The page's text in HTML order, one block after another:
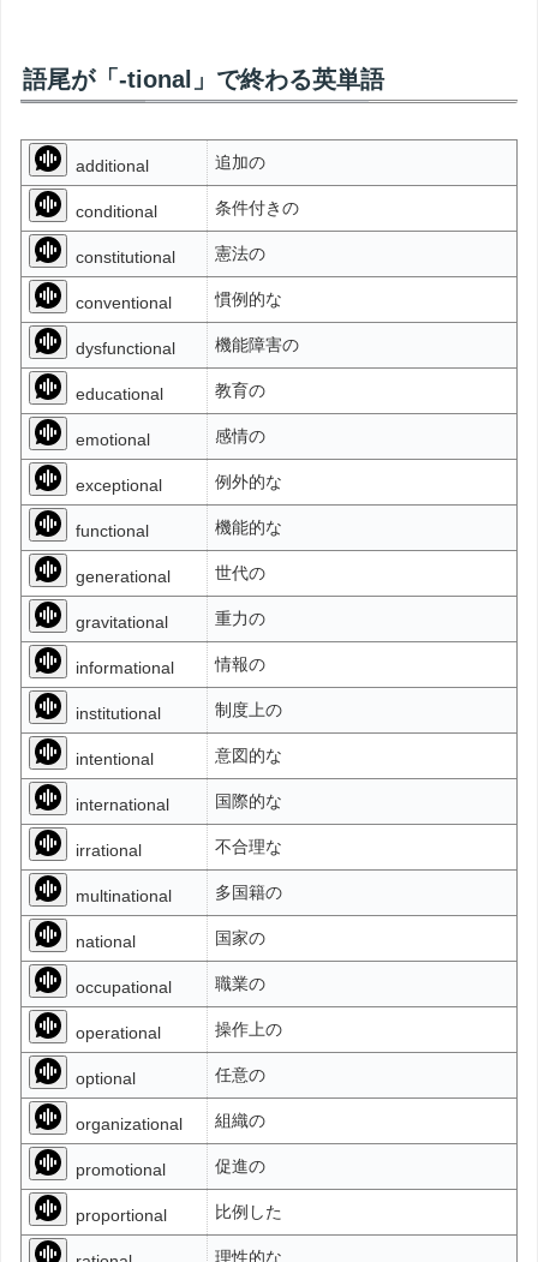
語尾が「-tional」で終わる英単語
additional 追加の
conditional 条件付きの
constitutional 憲法の
conventional 慣例的な
dysfunctional 機能障害の
educational 教育の
emotional 感情の
exceptional 例外的な
functional 機能的な
generational 世代の
gravitational 重力の
informational 情報の
institutional 制度上の
intentional 意図的な
international 国際的な
irrational 不合理な
multinational 多国籍の
national 国家の
occupational 職業の
operational 操作上の
optional 任意の
organizational 組織の
promotional 促進の
proportional 比例した
理性的な